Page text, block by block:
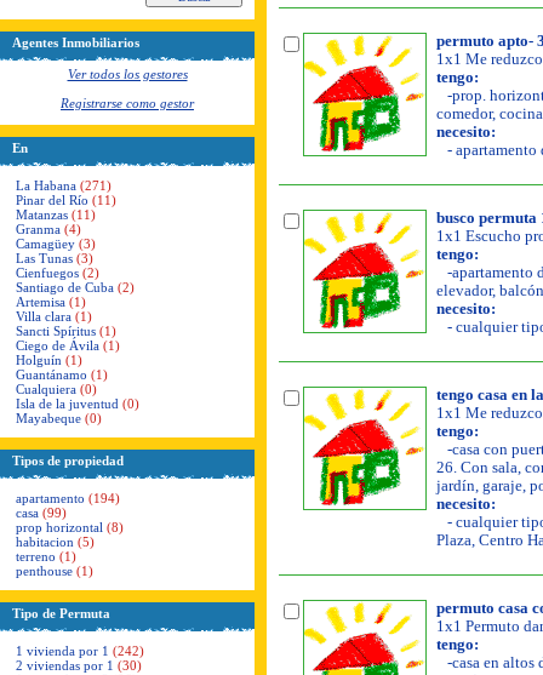
Agentes Inmobiliarios
Ver todos los gestores
Registrarse como gestor
En
La Habana (271)
Pinar del Río (11)
Matanzas (11)
Granma (4)
Camagüey (3)
Las Tunas (3)
Cienfuegos (2)
Santiago de Cuba (2)
Artemisa (1)
Villa clara (1)
Sancti Spíritus (1)
Ciego de Ávila (1)
Holguín (1)
Guantánamo (1)
Cualquiera (0)
Isla de la juventud (0)
Mayabeque (0)
Tipos de propiedad
apartamento (194)
casa (99)
prop horizontal (8)
habitacion (5)
terreno (1)
penthouse (1)
Tipo de Permuta
1 vivienda por 1 (242)
2 viviendas por 1 (30)
permuto apto-
1x1 Me
tengo:
-prop.
comedor,
necesito:
- apartamento
busco permuta
1x1 Escucho
tengo:
-apartamento
elevador,
necesito:
- cualquier
tengo casa en
1x1 Me
tengo:
-casa con
26. Con sala,
jardín, garaje,
necesito:
- cualquier
Plaza, Centro
permuto casa
1x1 Permuto
tengo:
-casa en altos